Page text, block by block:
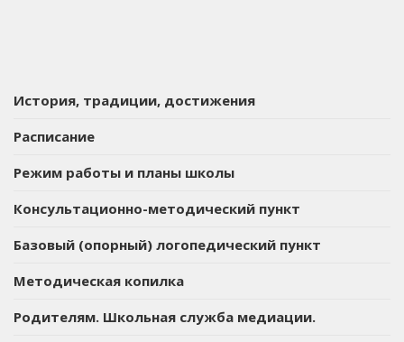
История, традиции, достижения
Расписание
Режим работы и планы школы
Консультационно-методический пункт
Базовый (опорный) логопедический пункт
Методическая копилка
Родителям. Школьная служба медиации.